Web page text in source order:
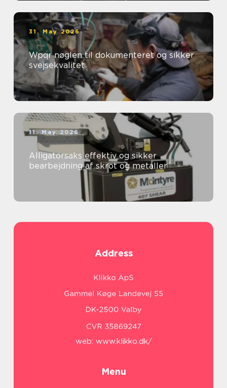
31. May 2026
Wpqr nøglen til dokumenteret og sikker
svejsekvalitet
11. May 2026
Alligatorsaks effektiv og sikker
bearbejdning af skrot og metaller
Address
web: www.klikko.dk/
Menu